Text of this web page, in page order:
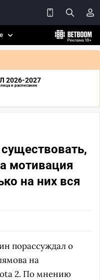
2026-2027
и расписание
мотивация
на них вся
порассуждал о
на
2. По мнению